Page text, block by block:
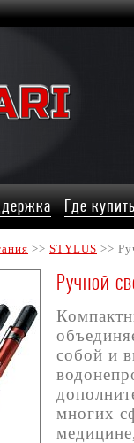
Где
>> STYLUS >>
Ручной
собой и
многих